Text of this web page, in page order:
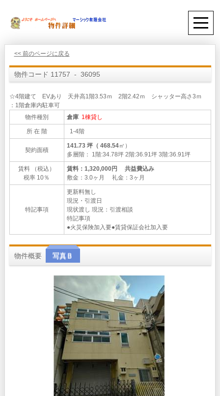
<< 前のページに戻る
物件コード 11757 - 36095
☆4階建て EVあり 天井高1階3.53ｍ 2階2.42ｍ シャッター高さ3ｍ
：1階倉庫内駐車可
物件種別
倉庫 1棟貸し
所 在 階 1-4階
契約面積
141.73 坪（ 468.54㎡）
多層階： 1階:34.78坪 2階:36.91坪 3階:36.91坪
賃料 （税込）
税率 10％
賃料：1,320,000円 共益費込み
敷金：3.0ヶ月 礼金：3ヶ月
特記事項
更新料無し
現況・引渡日
現状渡し 現況：引渡相談
特記事項
●火災保険加入要●賃貸保証会社加入要
物件概要 写真Ｂ